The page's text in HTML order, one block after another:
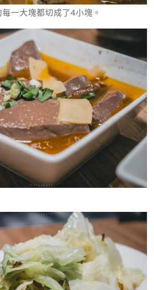
一大塊都切成了4小塊。